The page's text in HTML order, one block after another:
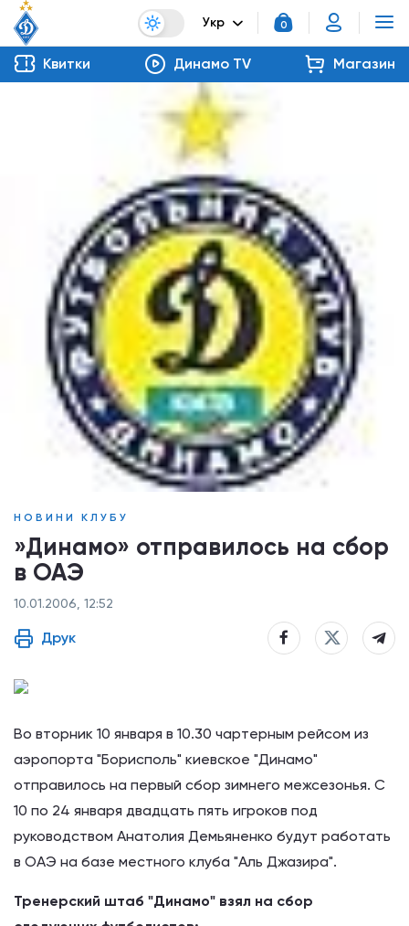
Укр 0
Квитки Динамо TV Магазин
НОВИНИ КЛУБУ
»Динамо» отправилось на сбор
в ОАЭ
10.01.2006, 12:52
Друк
Во вторник 10 января в 10.30 чартерным рейсом из
аэропорта "Борисполь" киевское "Динамо"
отправилось на первый сбор зимнего межсезонья. С
10 по 24 января двадцать пять игроков под
руководством Анатолия Демьяненко будут работать
в ОАЭ на базе местного клуба "Аль Джазира".
Тренерский штаб "Динамо" взял на сбор